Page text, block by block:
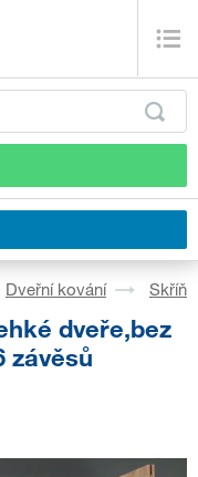
Dveřní kování
dveře,bez
závěsů